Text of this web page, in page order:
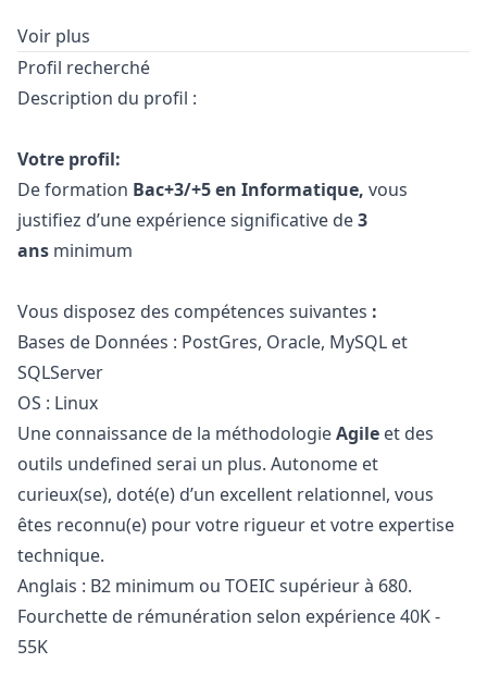
Voir plus
Profil recherché
Description du profil :
Votre profil:
De formation Bac+3/+5 en Informatique, vous
justifiez d’une expérience significative de3
ans minimum
Vous disposez des compétences suivantes :
Bases de Données : PostGres, Oracle, MySQL et
SQLServer
OS : Linux
Une connaissance de la méthodologieAgile et des
outils undefined serai un plus. Autonome et
curieux(se), doté(e) d’un excellent relationnel, vous
êtes reconnu(e) pour votre rigueur et votre expertise
technique.
Anglais : B2 minimum ou TOEIC supérieur à 680.
Fourchette de rémunération selon expérience 40K -
55K